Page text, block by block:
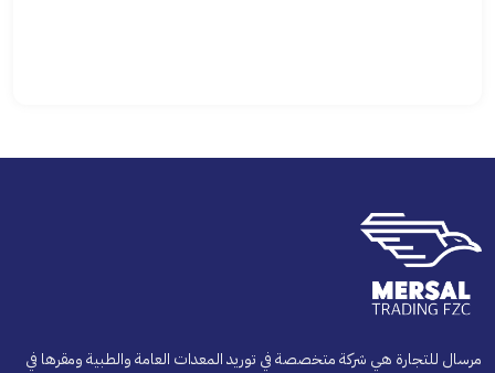
مرسال للتجارة هي شركة متخصصة في توريد المعدات العامة والطبية ومقرها في